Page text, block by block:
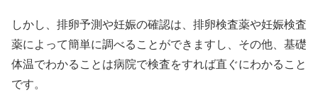
しかし、排卵予測や妊娠の確認は、排卵検査薬や妊娠検査
薬によって簡単に調べることができますし、その他、基礎
体温でわかることは病院で検査をすれば直ぐにわかること
です。